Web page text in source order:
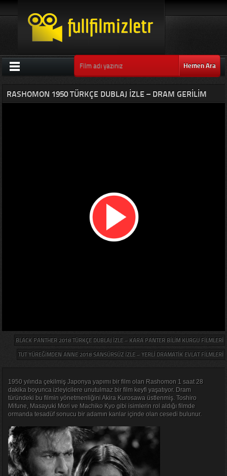
Hemen Ara
RASHOMON 1950 TÜRKÇE DUBLAJ IZLE – DRAM GERILIM
BLACK PANTHER 2018 TÜRKÇE DUBLAJ IZLE – KARA PANTER BILIM KURGU FILMLERI
TUT YÜREĞIMDEN ANNE 2018 SANSÜRSÜZ IZLE – YERLI DRAMATIK EVLAT FILMLERI
1950 yılında çekilmiş Japonya yapımı bir film olan Rashomon 1 saat 28
dakika boyunca izleyicilere unutulmaz bir film keyfi yaşatıyor. Dram
türündeki bu filmin yönetmenliğini Akira Kurosawa üstlenmiş. Toshiro
Mifune, Masayuki Mori ve Machiko Kyo gibi isimlerin rol aldığı filmde
ormanda tesadüf sonucu bir adamın kanlar içinde olan cesedi bulunur.